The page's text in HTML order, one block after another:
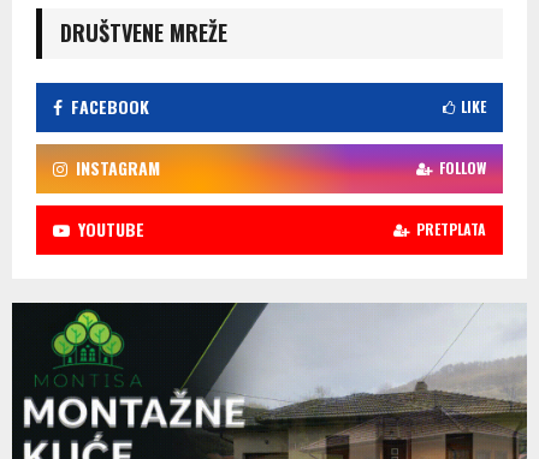
DRUŠTVENE MREŽE
FACEBOOK LIKE
INSTAGRAM FOLLOW
YOUTUBE PRETPLATA